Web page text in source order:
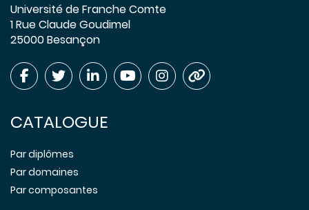
Université de Franche Comte
1 Rue Claude Goudimel
25000 Besançon
CATALOGUE
Par diplômes
Par domaines
Par composantes